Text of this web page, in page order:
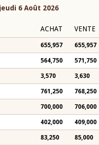
6 Août 2026
ACHAT VENTE
655,957 655,957
564,750 571,750
3,570 3,630
761,250 768,250
700,000 706,000
402,000 409,000
83,250 85,000